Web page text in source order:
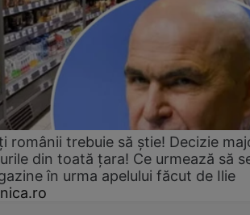
românii trebuie să știe! Decizie
din toată țara! Ce urmează să
în urma apelului făcut de Ilie